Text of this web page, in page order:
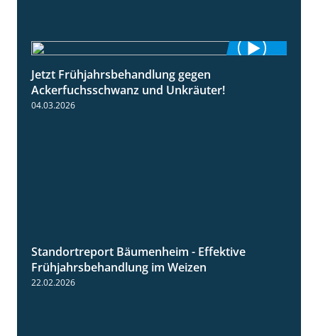
Jetzt Frühjahrsbehandlung gegen
Ackerfuchsschwanz und Unkräuter!
04.03.2026
4:20
Standortreport Bäumenheim - Effektive
Frühjahrsbehandlung im Weizen
22.02.2026